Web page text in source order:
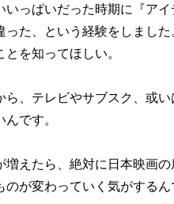
っぱいだった時期に『ア
た、という経験をしまし
を知ってほしい。
、テレビやサブスク、或
です。
えたら、絶対に日本映画
が変わっていく気がするん